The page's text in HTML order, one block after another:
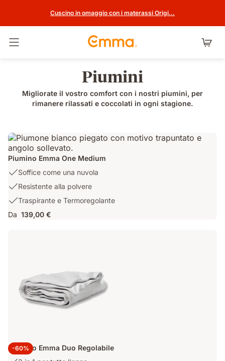
Cuscino in omaggio con i materassi Origi...
Piumini
Migliorate il vostro comfort con i nostri piumini, per
rimanere rilassati e coccolati in ogni stagione.
Piumino Emma One Medium
USP
Soffice
come
una
Soffice come una nuvola
USP
Resistente
alla
Resistente alla polvere
USP
3:
Traspirante
Traspirante e Termoregolante
Da 139,00 €
-60%
Piumino Emma Duo Regolabile